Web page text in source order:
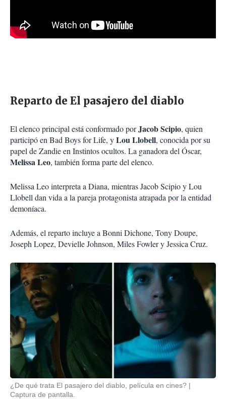
Reparto de El pasajero del diablo
El elenco principal está conformado porJacob Scipio, quien
participó en Bad Boys for Life, yLou Llobell, conocida por su
papel de Zandie en Instintos ocultos. La ganadora del Óscar,
Melissa Leo, también forma parte del elenco.
Melissa Leo interpreta a Diana, mientras Jacob Scipio y Lou
Llobell dan vida a la pareja protagonista atrapada por la entidad
demoníaca.
Además, el reparto incluye a Bonni Dichone, Tony Doupe,
Joseph Lopez, Devielle Johnson, Miles Fowler y Jessica Cruz.
¿De qué trata El pasajero del diablo, película en cines?
Captura de pantalla.